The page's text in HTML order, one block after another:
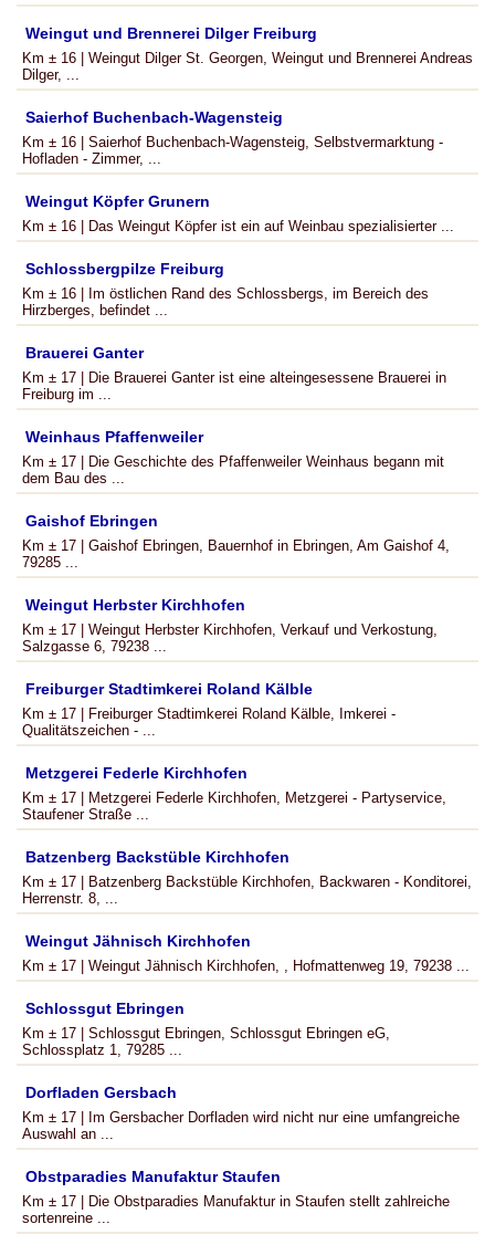
Weingut und Brennerei Dilger Freiburg
Km ± 16 | Weingut Dilger St. Georgen, Weingut und Brennerei Andreas
Dilger, ...
Saierhof Buchenbach-Wagensteig
Km ± 16 | Saierhof Buchenbach-Wagensteig, Selbstvermarktung -
Hofladen - Zimmer, ...
Weingut Köpfer Grunern
Km ± 16 | Das Weingut Köpfer ist ein auf Weinbau spezialisierter ...
Schlossbergpilze Freiburg
Km ± 16 | Im östlichen Rand des Schlossbergs, im Bereich des
Hirzberges, befindet ...
Brauerei Ganter
Km ± 17 | Die Brauerei Ganter ist eine alteingesessene Brauerei in
Freiburg im ...
Weinhaus Pfaffenweiler
Km ± 17 | Die Geschichte des Pfaffenweiler Weinhaus begann mit
dem Bau des ...
Gaishof Ebringen
Km ± 17 | Gaishof Ebringen, Bauernhof in Ebringen, Am Gaishof 4,
79285 ...
Weingut Herbster Kirchhofen
Km ± 17 | Weingut Herbster Kirchhofen, Verkauf und Verkostung,
Salzgasse 6, 79238 ...
Freiburger Stadtimkerei Roland Kälble
Km ± 17 | Freiburger Stadtimkerei Roland Kälble, Imkerei -
Qualitätszeichen - ...
Metzgerei Federle Kirchhofen
Km ± 17 | Metzgerei Federle Kirchhofen, Metzgerei - Partyservice,
Staufener Straße ...
Batzenberg Backstüble Kirchhofen
Km ± 17 | Batzenberg Backstüble Kirchhofen, Backwaren - Konditorei,
Herrenstr. 8, ...
Weingut Jähnisch Kirchhofen
Km ± 17 | Weingut Jähnisch Kirchhofen, , Hofmattenweg 19, 79238 ...
Schlossgut Ebringen
Km ± 17 | Schlossgut Ebringen, Schlossgut Ebringen eG,
Schlossplatz 1, 79285 ...
Dorfladen Gersbach
Km ± 17 | Im Gersbacher Dorfladen wird nicht nur eine umfangreiche
Auswahl an ...
Obstparadies Manufaktur Staufen
Km ± 17 | Die Obstparadies Manufaktur in Staufen stellt zahlreiche
sortenreine ...